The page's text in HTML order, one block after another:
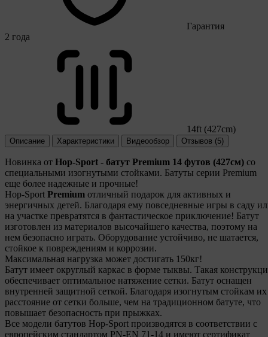
Гарантия
2 года
14ft (427cm)
Описание Характеристики Видеообзор Отзывов (5)
Новинка от Hop-Sport - батут Premium 14 футов (427см) со
специальными изогнутыми стойками. Батуты серии Premium
еще более надежные и прочные!
Hop-Sport Premium отличный подарок для активных и
энергичных детей. Благодаря ему повседневные игры в саду
на участке превратятся в фантастическое приключение! Батут
изготовлен из материалов высочайшего качества, поэтому на
нем безопасно играть. Оборудование устойчиво, не шатается,
стойкое к повреждениям и коррозии.
Максимальная нагрузка может достигать 150кг!
Батут имеет округлый каркас в форме тыквы. Такая
обеспечивает оптимальное натяжение сетки. Батут оснащен
внутренней защитной сеткой. Благодаря изогнутым стойкам их
расстояние от сетки больше, чем на традиционном батуте, что
повышает безопасность при прыжках.
Все модели батутов Hop-Sport производятся в соответствии с
европейским стандартом PN-EN 71-14 и имеют сертификат